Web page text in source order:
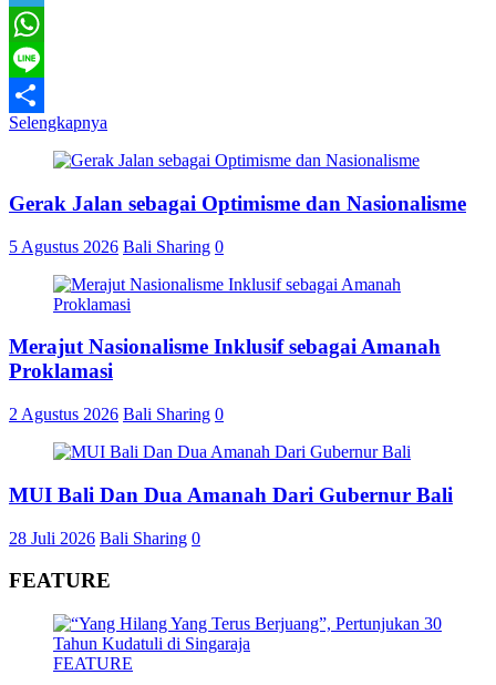
Telegram
WhatsApp
Line
Share
Selengkapnya
Gerak Jalan sebagai Optimisme dan Nasionalisme
5 Agustus 2026 Bali Sharing 0
Merajut Nasionalisme Inklusif sebagai Amanah
Proklamasi
2 Agustus 2026 Bali Sharing 0
MUI Bali Dan Dua Amanah Dari Gubernur Bali
28 Juli 2026 Bali Sharing 0
FEATURE
FEATURE